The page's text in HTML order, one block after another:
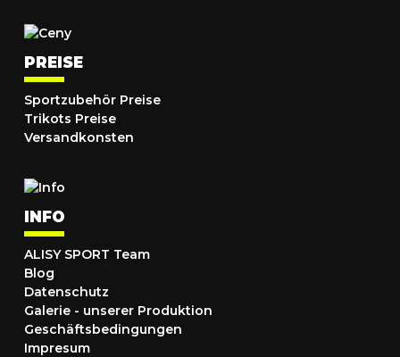
PREISE
Sportzubehör Preise
Trikots Preise
Versandkonsten
INFO
ALISY SPORT Team
Blog
Datenschutz
Galerie - unserer Produktion
Geschäftsbedingungen
Impresum